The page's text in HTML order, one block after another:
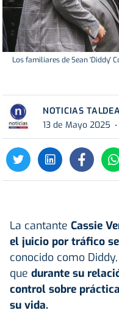
Los familiares de Sean 'Diddy'
NOTICIAS
13 de Mayo 2025
La cantante Cassie
el juicio por tráfico
conocido como
que durante su
control sobre
su vida.